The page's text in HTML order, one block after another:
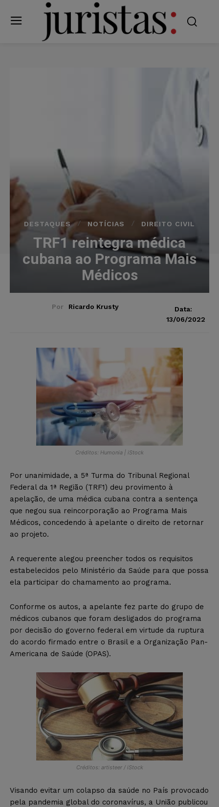
DESTAQUES NOTÍCIAS DIREITO CIVIL
TRF1 reintegra médica
cubana ao Programa Mais
Médicos
Por Ricardo Krusty
Data:
13/06/2022
Créditos: Humonia | iStock
Por unanimidade, a 5ª Turma do Tribunal Regional
Federal da 1ª Região (TRF1) deu provimento à
apelação, de uma médica cubana contra a sentença
que negou sua reincorporação ao Programa Mais
Médicos, concedendo à apelante o direito de retornar
ao projeto.
A requerente alegou preencher todos os requisitos
estabelecidos pelo Ministério da Saúde para que possa
ela participar do chamamento ao programa.
Conforme os autos, a apelante fez parte do grupo de
médicos cubanos que foram desligados do programa
por decisão do governo federal em virtude da ruptura
do acordo firmado entre o Brasil e a Organização Pan-
Americana de Saúde (OPAS).
Créditos: artisteer / iStock
Visando evitar um colapso da saúde no País provocado
pela pandemia global do coronavírus, a União publicou